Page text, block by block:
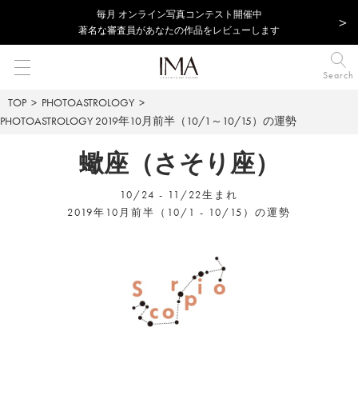
毎⽉ オンライン写真コンテスト開催中
著名な審査員があなたの作品をレビューします
Search
TOP
PHOTOASTROLOGY
PHOTOASTROLOGY 2019年10月前半（10/1～10/15）の運勢
蠍座（さそり座）
10/24 - 11/22生まれ
2019年10月前半（10/1 - 10/15）の運勢